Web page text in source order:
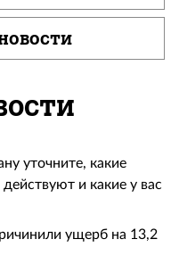
уточните, какие
и какие у вас
ущерб на 13,2